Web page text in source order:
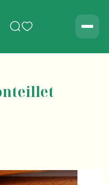
Rechercher